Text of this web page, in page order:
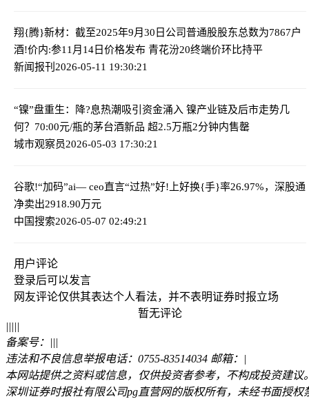
翔{腾}新材：截至2025年9月30日公司普通股股东总数为7867户
酒!价内:参11月14日价格发布 青花汾20终端价环比持平
新闻报刊 2026-05-11 19:30:21
“镍”盘重生：降?息热潮吸引资金涌入 镍产业链及后市走势几
何？ 70:00元/瓶的茅台酒新品 超2.5万瓶2分钟内售罄
城市观察员2026-05-03 17:30:21
谷歌!“加码”ai— ceo直言“过热”好!上好换{手}率26.97%，深股通
净卖出2918.90万元
中国搜索2026-05-07 02:49:21
用户评论
登录后可以发言
网友评论仅供其表达个人看法，并不表明证券时报立场
暂无评论
|||||
备案号： |||
违法和不良信息举报电话：0755-83514034 邮箱： |
本网站提供之资料或信息，仅供投资者参考，不构成投资建议
深圳证券时报社有限公司pg直营网的版权所有，未经书面授权